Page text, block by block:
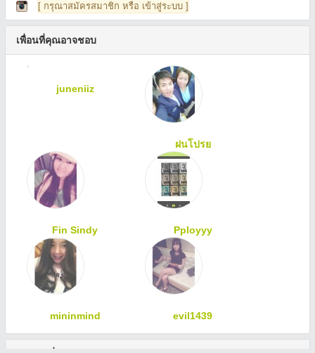
[ กรุณาสมัครสมาชิก หรือ เข้าสู่ระบบ ]
เพื่อนที่คุณอาจชอบ
juneniiz
ฝนโปรย
Fin Sindy Pployyy
mininmind evil1439